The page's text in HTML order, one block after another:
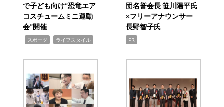
で子ども向け“恐竜エア
コスチュームミニ運動
会”開催
スポーツ ライフスタイル
団名誉会長 笹川陽平氏
×フリーアナウンサー
長野智子氏
PR